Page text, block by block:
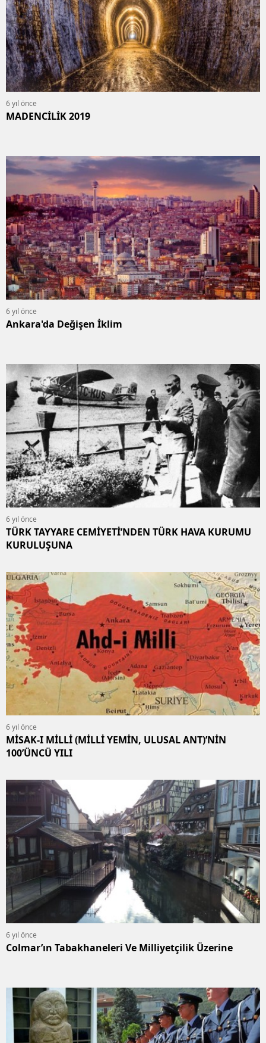
6 yıl önce
MADENCİLİK 2019
6 yıl önce
Ankara'da Değişen İklim
6 yıl önce
TÜRK TAYYARE CEMİYETİ’NDEN TÜRK HAVA KURUMU
KURULUŞUNA
6 yıl önce
MİSAK-I MİLLİ (MİLLİ YEMİN, ULUSAL ANT)’NİN
100’ÜNCÜ YILI
6 yıl önce
Colmar’ın Tabakhaneleri Ve Milliyetçilik Üzerine